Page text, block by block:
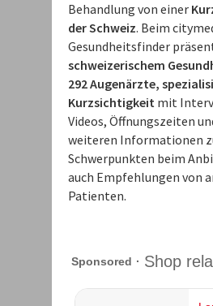
Behandlung von einer
der Schweiz. Beim
Gesundheitsfinder
schweizerischem
292 Augenärzte,
Kurzsichtigkeit mit
Videos, Öffnungszeiten
weiteren Informationen
Schwerpunkten beim
auch Empfehlungen von
Patienten.